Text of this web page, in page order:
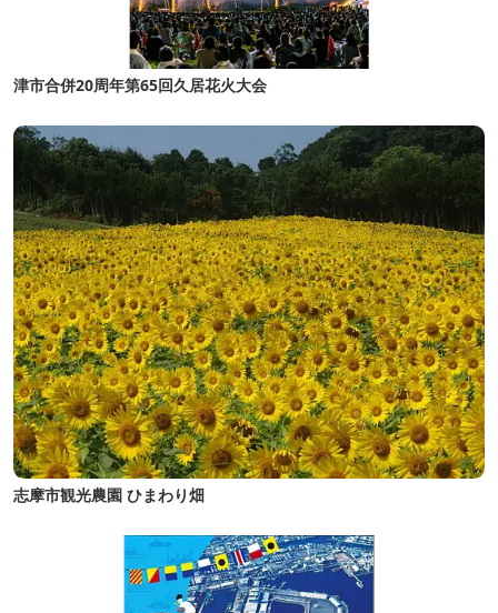
津市合併20周年第65回久居花火大会
志摩市観光農園 ひまわり畑